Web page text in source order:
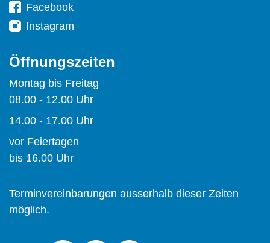
Facebook
Instagram
Öffnungszeiten
Montag bis Freitag
08.00 - 12.00 Uhr
14.00 - 17.00 Uhr
vor Feiertagen
bis 16.00 Uhr
Terminvereinbarungen ausserhalb dieser Zeiten
möglich.